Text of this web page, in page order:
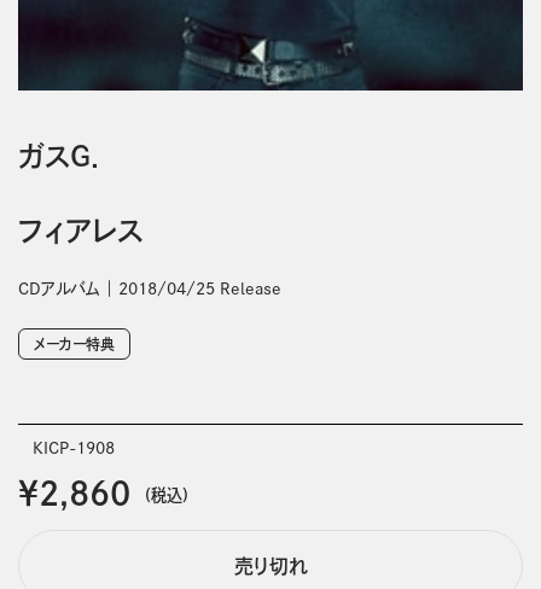
ガスＧ．
フィアレス
CDアルバム 2018/04/25 Release
メーカー特典
KICP-1908
￥2,860 (税込)
売り切れ